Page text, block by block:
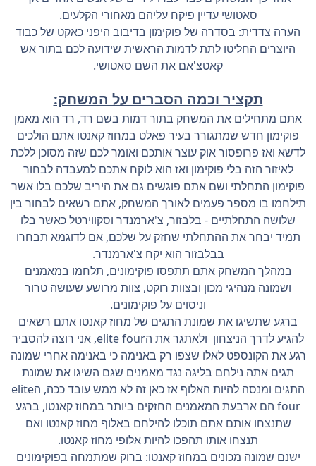
סאטושי עדיין פיקח עליהם מאחורי הקלעים.
הערה צדדית: בסדרה של פוקימון בדיבוב היפני כאקט של כבוד
היוצרים החליטו לתת לדמות הראשית שידועה לכם בתור אש
קאטצ'אם את השם סאטושי.
תקציר וכמה הסברים על המשחק:
אתם מתחילים את המשחק בתור דמות בשם רד, רד הוא מאמן
פוקימון חדש שמתגורר בעיר פאלט במחוז קאנטו אתם הולכים
לדשא ואז פרופסור אוק עוצר אותכם ואומר לכם שזה מסוכן ללכת
לאיזור הזה בלי פוקימון ואז הוא לוקח אתכם למעבדה לבחור
פוקימון התחלתי ושם אתם פוגשים גם את היריב שלכם בלו אשר
תילחמו בו מספר פעמים לאורך המשחק, אתם רשאים לבחור בין
שלושה התחלתיים - בלבזור, צ'ארמנדר וסקווירטל כאשר בלו
תמיד יבחר את ההתחלתי שחזק על שלכם, אם לדוגמא תבחרו
בבלבזור הוא יקח צ'ארמנדר.
במהלך המשחק אתם תתפסו פוקימונים, תלחמו במאמנים
ושמונה מנהיגי מכון ובצוות רוקט, צוות מרושע שעושה טרור
וניסוים על פוקימונים.
ברגע שתשיגו את שמונת התגים של מחוז קאנטו אתם רשאים
להגיע לדרך הניצחון ולאתגר את הelite four, אני רוצה להסביר
רגע את הקונספט לאלו שצפו רק באנימה כי באנימה אחרי שמונה
תגים אתה נילחם בליגה נגד מאמנים שגם השיגו את שמונת
התגים ומנסה להיות האלוף אז כאן זה לא ממש עובד ככה, הelite
four הם ארבעת המאמנים החזקים ביותר במחוז קאנטו, ברגע
שתנצחו אותם אתם תוכלו להילחם באלוף מחוז קאנטו ואם
תנצחו אותו תהפכו להיות אלופי מחוז קאנטו.
ישנם שמונה מכונים במחוז קאנטו: ברוק שמתמחה בפוקימונים